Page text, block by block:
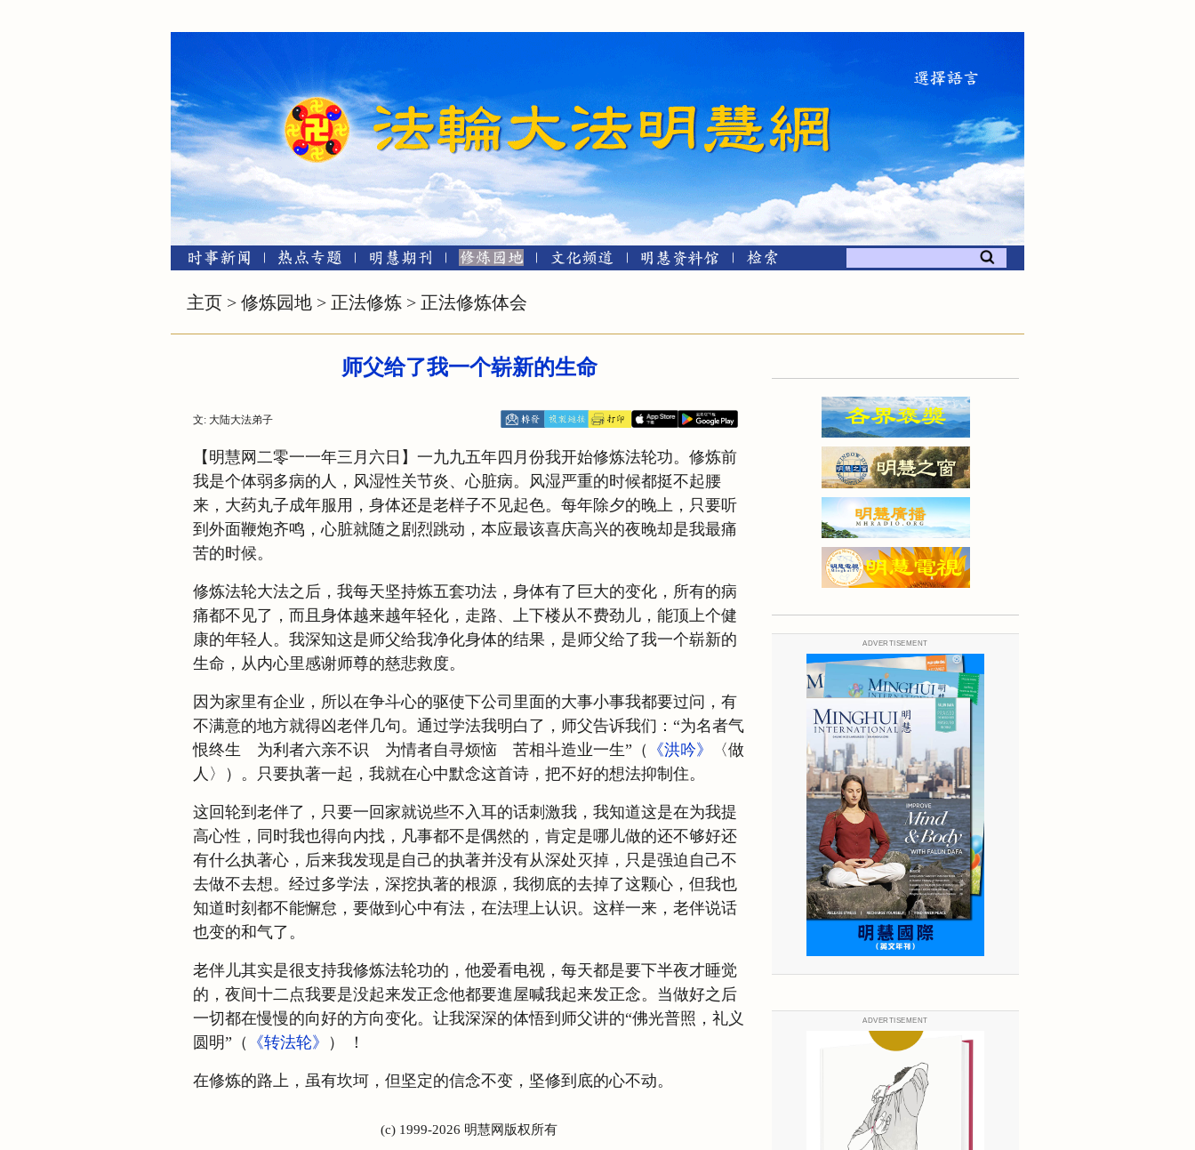
主页 > 修炼园地 > 正法修炼 > 正法修炼体会
师父给了我一个崭新的生命
文: 大陆大法弟子
【明慧网二零一一年三月六日】一九九五年四月份我开始修炼法轮功。修炼前
我是个体弱多病的人，风湿性关节炎、心脏病。风湿严重的时候都挺不起腰
来，大药丸子成年服用，身体还是老样子不见起色。每年除夕的晚上，只要听
到外面鞭炮齐鸣，心脏就随之剧烈跳动，本应最该喜庆高兴的夜晚却是我最痛
苦的时候。
修炼法轮大法之后，我每天坚持炼五套功法，身体有了巨大的变化，所有的病
痛都不见了，而且身体越来越年轻化，走路、上下楼从不费劲儿，能顶上个健
康的年轻人。我深知这是师父给我净化身体的结果，是师父给了我一个崭新的
生命，从内心里感谢师尊的慈悲救度。
因为家里有企业，所以在争斗心的驱使下公司里面的大事小事我都要过问，有
不满意的地方就得凶老伴几句。通过学法我明白了，师父告诉我们：“为名者气
恨终生 为利者六亲不识 为情者自寻烦恼 苦相斗造业一生”（
《洪吟》
〈做
人〉）。只要执著一起，我就在心中默念这首诗，把不好的想法抑制住。
这回轮到老伴了，只要一回家就说些不入耳的话刺激我，我知道这是在为我提
高心性，同时我也得向内找，凡事都不是偶然的，肯定是哪儿做的还不够好还
有什么执著心，后来我发现是自己的执著并没有从深处灭掉，只是强迫自己不
去做不去想。经过多学法，深挖执著的根源，我彻底的去掉了这颗心，但我也
知道时刻都不能懈怠，要做到心中有法，在法理上认识。这样一来，老伴说话
也变的和气了。
老伴儿其实是很支持我修炼法轮功的，他爱看电视，每天都是要下半夜才睡觉
的，夜间十二点我要是没起来发正念他都要進屋喊我起来发正念。当做好之后
一切都在慢慢的向好的方向变化。让我深深的体悟到师父讲的“佛光普照，礼义
圆明”（
《转法轮》 ） ！
在修炼的路上，虽有坎坷，但坚定的信念不变，坚修到底的心不动。
(c) 1999-2026 明慧网版权所有
ADVERTISEMENT
ADVERTISEMENT